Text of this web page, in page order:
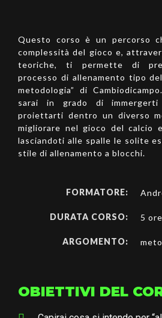
Questo corso è un percorso
complessità del gioco e,
teoriche, ti permette di
processo di allenamento tipo
metodologia” di
sarai in grado di
proiettarti dentro un diverso
migliorare nel gioco del calcio
lasciandoti alle spalle le solite
stile di allenamento a blocchi.
FORMATORE:
DURATA CORSO: 5 ore
ARGOMENTO:
OBIETTIVI DEL